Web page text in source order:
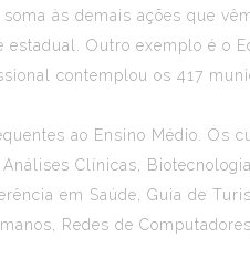
às demais ações que
Outro exemplo é o
contemplou os 417
ao Ensino Médio. Os
Clínicas,
em Saúde, Guia de
Redes de